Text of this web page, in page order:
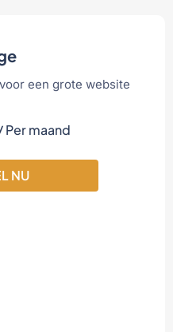
een grote website
Per maand
NU